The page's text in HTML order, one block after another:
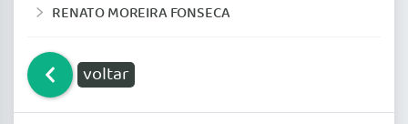
RENATO MOREIRA FONSECA
voltar